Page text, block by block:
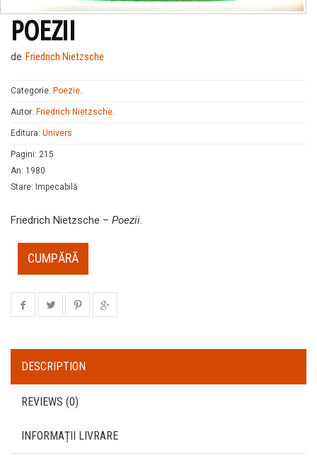
POEZII
de Friedrich Nietzsche
Categorie: Poezie.
Autor: Friedrich Nietzsche.
Editura: Univers
Pagini: 215
An: 1980
Stare: Impecabilă
Friedrich Nietzsche – Poezii.
CUMPĂRĂ
DESCRIPTION
REVIEWS (0)
INFORMAȚII LIVRARE